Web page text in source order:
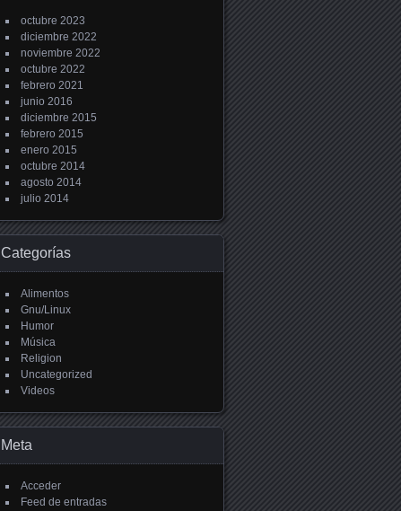
octubre 2023
diciembre 2022
noviembre 2022
octubre 2022
febrero 2021
junio 2016
diciembre 2015
febrero 2015
enero 2015
octubre 2014
agosto 2014
julio 2014
Categorías
Alimentos
Gnu/Linux
Humor
Música
Religion
Uncategorized
Videos
Meta
Acceder
Feed de entradas